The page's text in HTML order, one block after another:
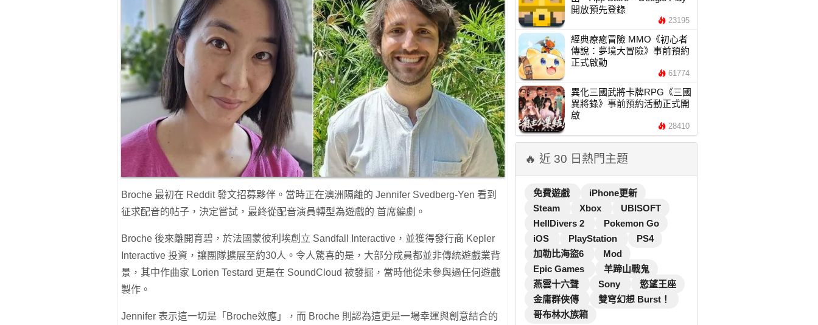
Broche 最初在 Reddit 發文招募夥伴。當時正在澳洲隔離的 Jennifer Svedberg-Yen 看到
征求配音的帖子，決定嘗試，最終從配音演員轉型為遊戲的 首席編劇。
Broche 後來離開育碧，於法國蒙彼利埃創立 Sandfall Interactive，並獲得發行商 Kepler
Interactive 投資，讓團隊擴展至約30人。令人驚喜的是，大部分成員都並非傳統遊戲業背
景，其中作曲家 Lorien Testard 更是在 SoundCloud 被發掘，當時他從未參與過任何遊戲
製作。
Jennifer 表示這一切是「Broche效應」，而 Broche 則認為這更是一場幸運與創意結合的
開放預先登錄
23195
經典療癒冒險 MMO《初心者
傳說：夢境大冒險》事前預約
正式啟動
61774
異化三國武將卡牌RPG《三國
異將錄》事前預約活動正式開
啟
28410
🔥 近 30 日熱門主題
免費遊戲
iPhone更新
Steam
Xbox
UBISOFT
HellDivers 2
Pokemon Go
iOS
PlayStation
PS4
加勒比海盜6
Mod
Epic Games
羊蹄山戰鬼
燕雲十六聲
Sony
慾望王座
金庸群俠傳
雙穹幻想 Burst！
哥布林水族箱